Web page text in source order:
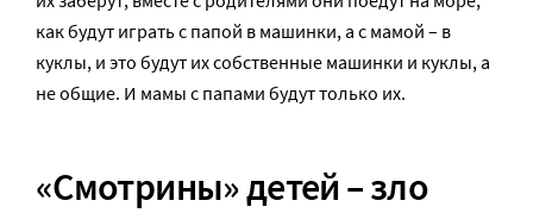
как будут играть с папой в машинки, а с мамой – в
куклы, и это будут их собственные машинки и куклы, а
не общие. И мамы с папами будут только их.
«Смотрины» детей – зло